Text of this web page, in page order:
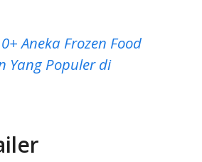
Aneka Frozen Food
Yang Populer di